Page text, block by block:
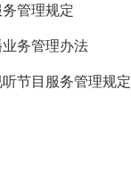
管理规定
务管理办法
节目服务管理规定